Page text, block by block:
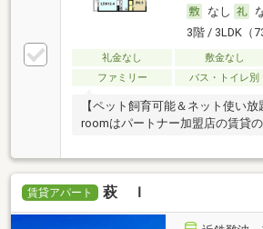
なし
3階 / 3LDK（
礼金なし 敷金なし
ファミリー
バス・トイレ別
【ペット飼育可能＆ネット使い
roomはパートナー加盟店の賃貸の
賃貸アパート 萩 Ｉ